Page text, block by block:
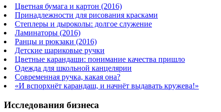
Цветная бумага и картон (2016)
Принадлежности для рисования красками
Степлеры и дыроколы: долгое служение
Ламинаторы (2016)
Ранцы и рюкзаки (2016)
Детские шариковые ручки
Цветные карандаши: понимание качества пришло
Одежда для школьной канцелярии
Современная ручка, какая она?
«И вспорхнёт карандаш, и начнёт выдавать кружева!»
Исследования бизнеса